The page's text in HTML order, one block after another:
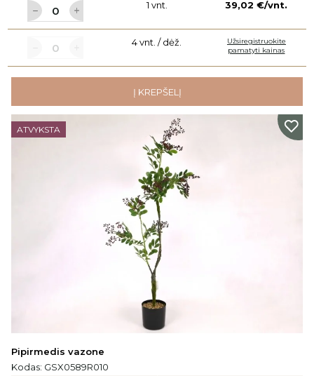
1 vnt. 39,02 €/vnt.
4 vnt. / dėž.
Užsiregistruokite
pamatyti kainas
Į KREPŠELĮ
ATVYKSTA
Pipirmedis vazone
Kodas: GSX0589R010